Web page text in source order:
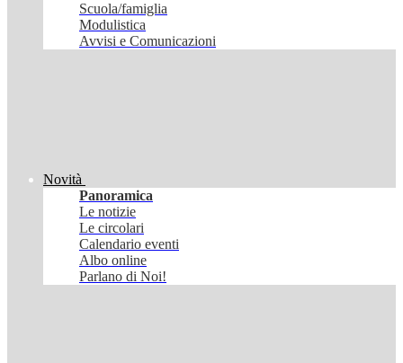
Scuola/famiglia
Modulistica
Avvisi e Comunicazioni
Novità
Panoramica
Le notizie
Le circolari
Calendario eventi
Albo online
Parlano di Noi!